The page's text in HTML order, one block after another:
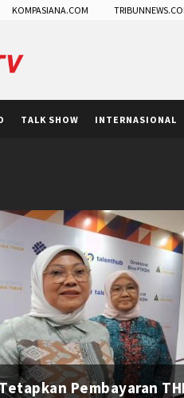
KOMPASIANA.COM
TALK SHOW INTERNASIONAL
Pembayaran